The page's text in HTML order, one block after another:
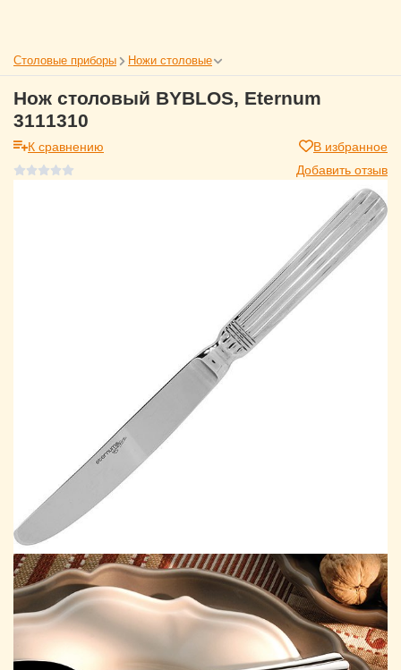
Столовые приборы Ножи столовые
Нож столовый BYBLOS, Eternum
3111310
К сравнению
В избранное
Добавить отзыв